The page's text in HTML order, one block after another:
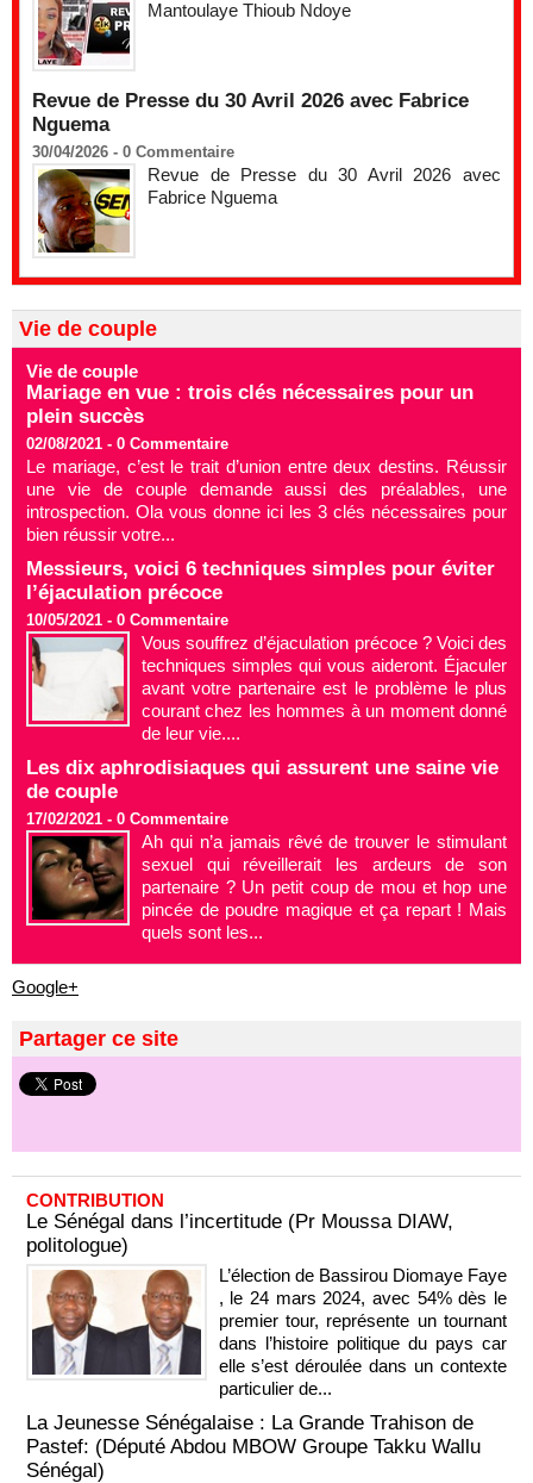
Mantoulaye Thioub Ndoye
Revue de Presse du 30 Avril 2026 avec Fabrice
Nguema
30/04/2026 - 0 Commentaire
Revue de Presse du 30 Avril 2026 avec
Fabrice Nguema
Vie de couple
Vie de couple
Mariage en vue : trois clés nécessaires pour un
plein succès
02/08/2021 - 0 Commentaire
Le mariage, c’est le trait d’union entre deux destins. Réussir
une vie de couple demande aussi des préalables, une
introspection. Ola vous donne ici les 3 clés nécessaires pour
bien réussir votre...
Messieurs, voici 6 techniques simples pour éviter
l’éjaculation précoce
10/05/2021 - 0 Commentaire
Vous souffrez d’éjaculation précoce ? Voici des
techniques simples qui vous aideront. Éjaculer
avant votre partenaire est le problème le plus
courant chez les hommes à un moment donné
de leur vie....
Les dix aphrodisiaques qui assurent une saine vie
de couple
17/02/2021 - 0 Commentaire
Ah qui n’a jamais rêvé de trouver le stimulant
sexuel qui réveillerait les ardeurs de son
partenaire ? Un petit coup de mou et hop une
pincée de poudre magique et ça repart ! Mais
quels sont les...
Google+
Partager ce site
CONTRIBUTION
Le Sénégal dans l’incertitude (Pr Moussa DIAW,
politologue)
L’élection de Bassirou Diomaye Faye
, le 24 mars 2024, avec 54% dès le
premier tour, représente un tournant
dans l’histoire politique du pays car
elle s’est déroulée dans un contexte
particulier de...
La Jeunesse Sénégalaise : La Grande Trahison de
Pastef: (Député Abdou MBOW Groupe Takku Wallu
Sénégal)